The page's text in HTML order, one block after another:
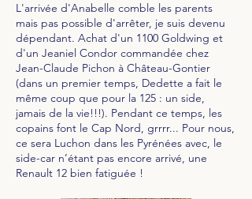
L'arrivée d'Anabelle comble les parents
mais pas possible d'arrêter, je suis devenu
dépendant. Achat d'un 1100 Goldwing et
d'un Jeaniel Condor commandée chez
Jean-Claude Pichon à Château-Gontier
(dans un premier temps, Dedette a fait le
même coup que pour la 125 : un side,
jamais de la vie!!!). Pendant ce temps, les
copains font le Cap Nord, grrrr... Pour nous,
ce sera Luchon dans les Pyrénées avec, le
side-car n’étant pas encore arrivé, une
Renault 12 bien fatiguée !